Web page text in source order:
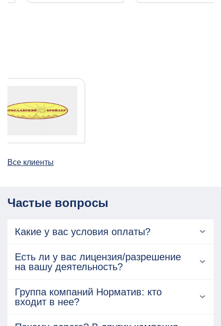
Все клиенты
Частые вопросы
Какие у вас условия оплаты?
Есть ли у вас лицензия/разрешение
на вашу деятельность?
Группа компаний Норматив: кто
входит в нее?